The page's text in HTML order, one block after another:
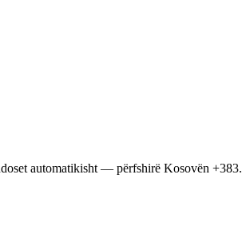
automatikisht — përfshirë Kosovën +383.